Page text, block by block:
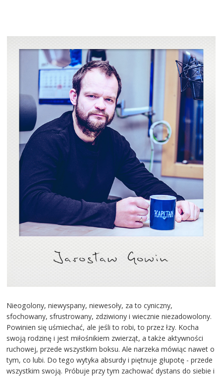
Nieogolony, niewyspany, niewesoły, za to cyniczny,
sfochowany, sfrustrowany, zdziwiony i wiecznie niezadowolony.
Powinien się uśmiechać, ale jeśli to robi, to przez łzy. Kocha
swoją rodzinę i jest miłośnikiem zwierząt, a także aktywności
ruchowej, przede wszystkim boksu. Ale narzeka mówiąc nawet o
tym, co lubi. Do tego wytyka absurdy i piętnuje głupotę - przede
wszystkim swoją. Próbuje przy tym zachować dystans do siebie i